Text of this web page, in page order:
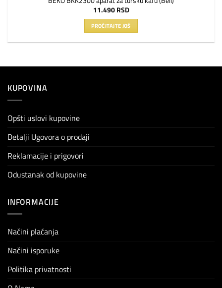
11.490 RSD
PROČITAJTE JOŠ
KUPOVINA
Opšti uslovi kupovine
Detalji Ugovora o prodaji
Reklamacije i prigovori
Odustanak od kupovine
INFORMACIJE
Načini plaćanja
Načini isporuke
Politika privatnosti